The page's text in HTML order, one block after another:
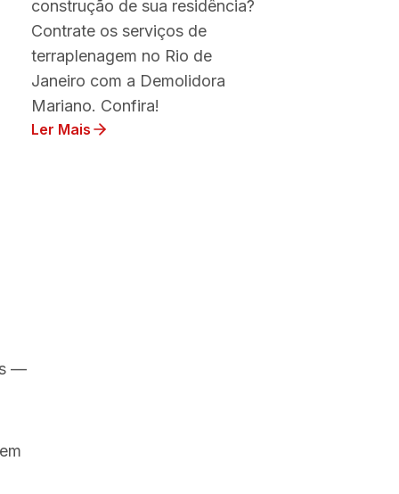
—
construção de sua residência?
Contrate os serviços de
terraplenagem no Rio de
Janeiro com a Demolidora
Mariano. Confira!
Ler Mais